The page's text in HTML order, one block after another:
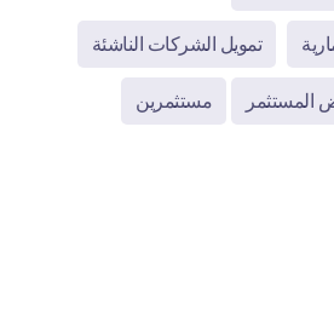
تمويل الشركات الناشئة
المستثمر مستثمرين